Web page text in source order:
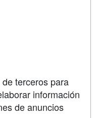
terceros para
información
de anuncios